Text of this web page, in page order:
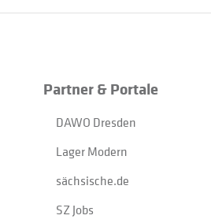
Partner & Portale
DAWO Dresden
Lager Modern
sächsische.de
SZ Jobs